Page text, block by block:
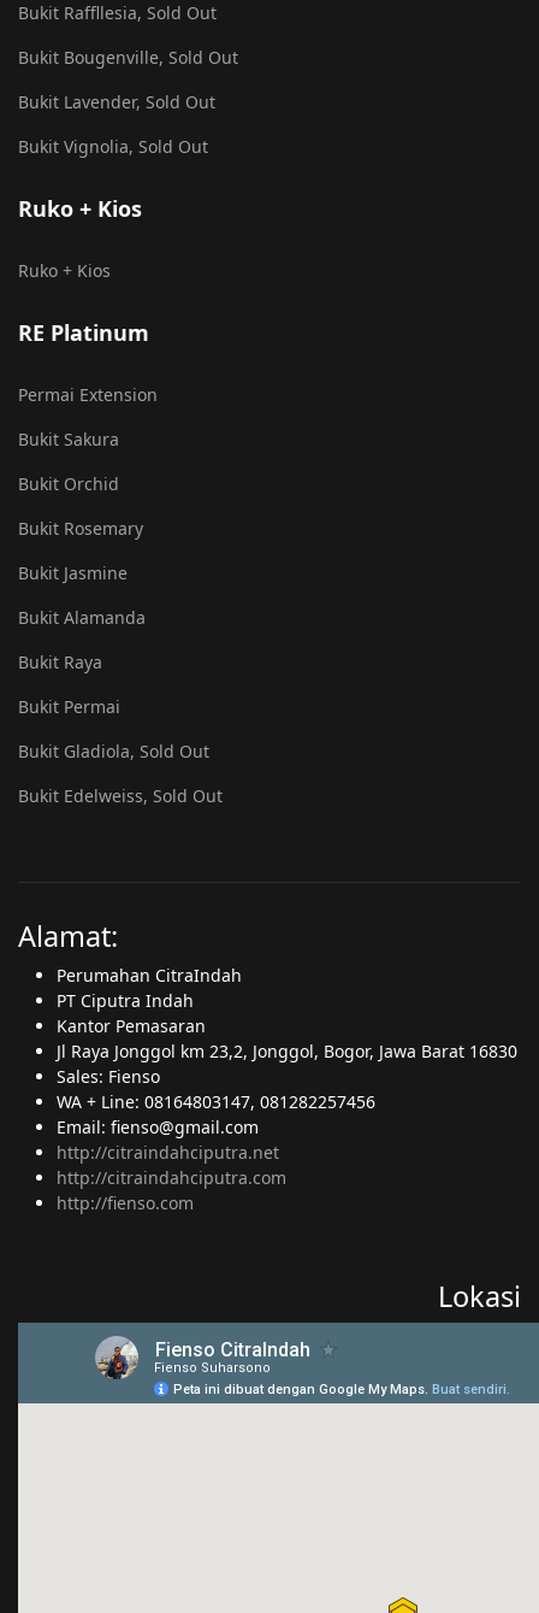
Bukit Raffllesia, Sold Out
Bukit Bougenville, Sold Out
Bukit Lavender, Sold Out
Bukit Vignolia, Sold Out
Ruko + Kios
Ruko + Kios
RE Platinum
Permai Extension
Bukit Sakura
Bukit Orchid
Bukit Rosemary
Bukit Jasmine
Bukit Alamanda
Bukit Raya
Bukit Permai
Bukit Gladiola, Sold Out
Bukit Edelweiss, Sold Out
Alamat:
Perumahan CitraIndah
PT Ciputra Indah
Kantor Pemasaran
Jl Raya Jonggol km 23,2, Jonggol, Bogor, Jawa Barat 16830
Sales: Fienso
WA + Line: 08164803147, 081282257456
Email: fienso@gmail.com
http://citraindahciputra.net
http://citraindahciputra.com
http://fienso.com
Lokasi